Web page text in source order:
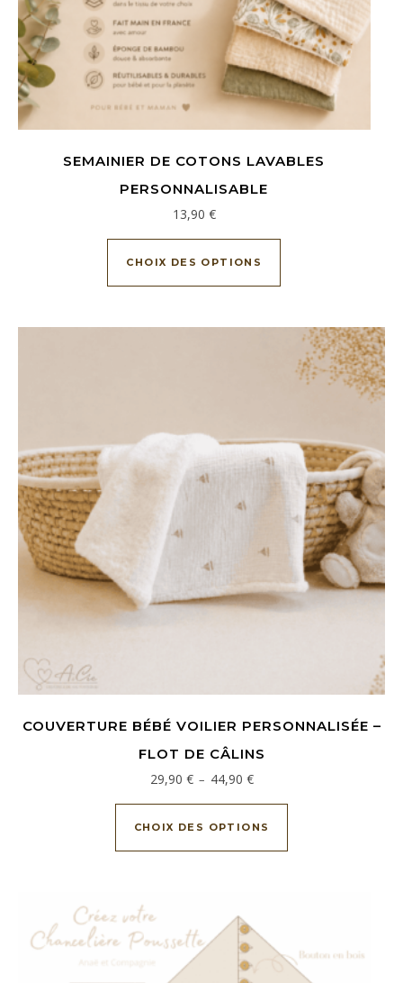
SEMAINIER DE COTONS LAVABLES
PERSONNALISABLE
13,90 €
CHOIX DES OPTIONS
Ce produit a
COUVERTURE BÉBÉ VOILIER PERSONNALISÉE –
FLOT DE CÂLINS
29,90 € – 44,90 €Plage de prix : 29,90 € à
CHOIX DES OPTIONS
Ce produit a